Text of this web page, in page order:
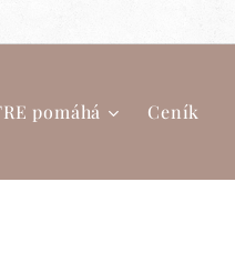
pomáhá Ceník